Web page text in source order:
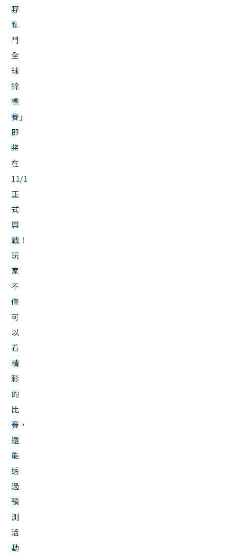
野
亂
鬥
全
球
錦
標
賽」
即
將
在
11/1
正
式
開
戰！
玩
家
不
僅
可
以
看
精
彩
的
比
賽，
還
能
透
過
預
測
活
動